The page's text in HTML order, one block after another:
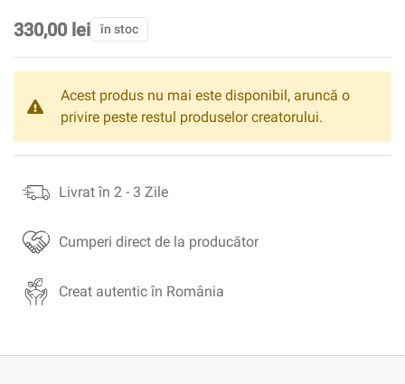
330,00 lei în stoc
Acest produs nu mai este disponibil, aruncă o
privire peste restul produselor creatorului.
Livrat în 2 - 3 Zile
Cumperi direct de la producător
Creat autentic în România